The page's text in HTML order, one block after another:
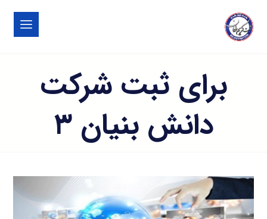
برای ثبت شرکت
دانش بنیان ۳